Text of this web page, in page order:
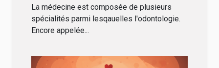
La médecine est composée de plusieurs
spécialités parmi lesqauelles l'odontologie.
Encore appelée...